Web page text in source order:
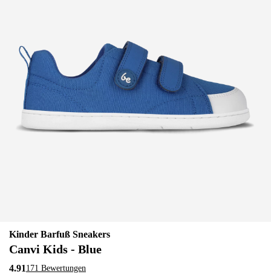
Kinder Barfuß Sneakers
Canvi Kids - Blue
4.91 171 Bewertungen